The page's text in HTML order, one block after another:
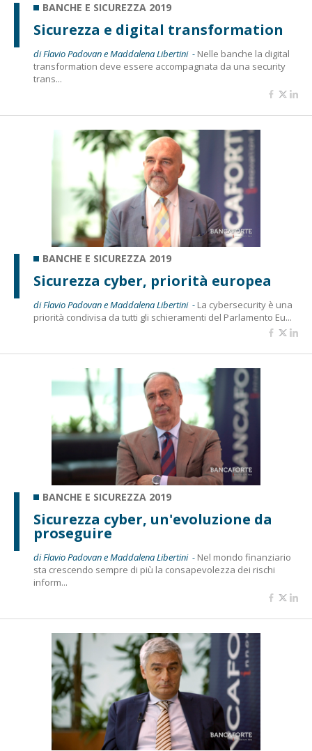
BANCHE E SICUREZZA 2019
Sicurezza e digital transformation
di Flavio Padovan e Maddalena Libertini - Nelle banche la digital
transformation deve essere accompagnata da una security
trans...
BANCHE E SICUREZZA 2019
Sicurezza cyber, priorità europea
di Flavio Padovan e Maddalena Libertini - La cybersecurity è una
priorità condivisa da tutti gli schieramenti del Parlamento Eu...
BANCHE E SICUREZZA 2019
Sicurezza cyber, un'evoluzione da
proseguire
di Flavio Padovan e Maddalena Libertini - Nel mondo finanziario
sta crescendo sempre di più la consapevolezza dei rischi
inform...